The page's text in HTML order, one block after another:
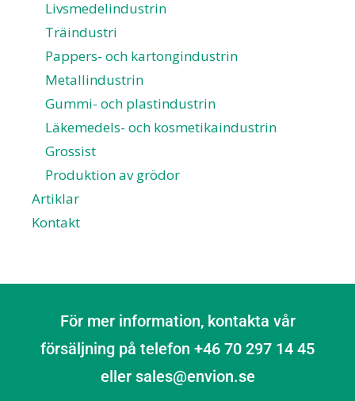
Livsmedelindustrin
Träindustri
Pappers- och kartongindustrin
Metallindustrin
Gummi- och plastindustrin
Läkemedels- och kosmetikaindustrin
Grossist
Produktion av grödor
Artiklar
Kontakt
För mer information, kontakta vår
försäljning på telefon +46 70 297 14 45
eller sales@envion.se